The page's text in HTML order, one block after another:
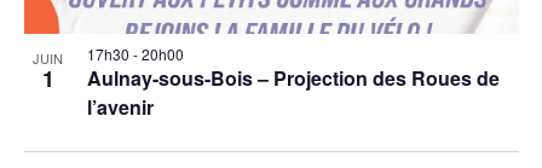
JUIN
1
Aulnay-sous-Bois – Projection des Roues de
l’avenir
17h30 -20h00